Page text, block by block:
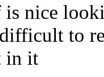
is nice
to
in it